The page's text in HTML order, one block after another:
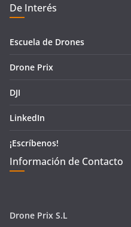
De Interés
Escuela de Drones
Drone Prix
DJI
LinkedIn
¡Escríbenos!
Información de Contacto
Drone Prix S.L